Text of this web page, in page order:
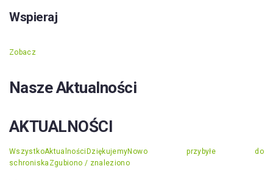
Wspieraj
Zobacz
Nasze Aktualności
AKTUALNOŚCI
WszystkoAktualności DziękujemyNowo przybyłe do
schroniska Zgubiono / znaleziono